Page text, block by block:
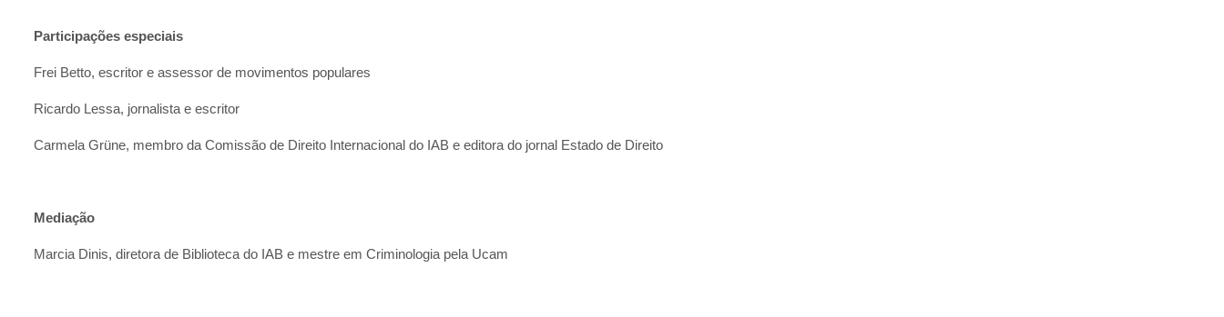
Participações especiais
Frei Betto, escritor e assessor de movimentos populares
Ricardo Lessa, jornalista e escritor
Carmela Grüne, membro da Comissão de Direito Internacional do IAB e editora do jornal Estado de Direito
Mediação
Marcia Dinis, diretora de Biblioteca do IAB e mestre em Criminologia pela Ucam